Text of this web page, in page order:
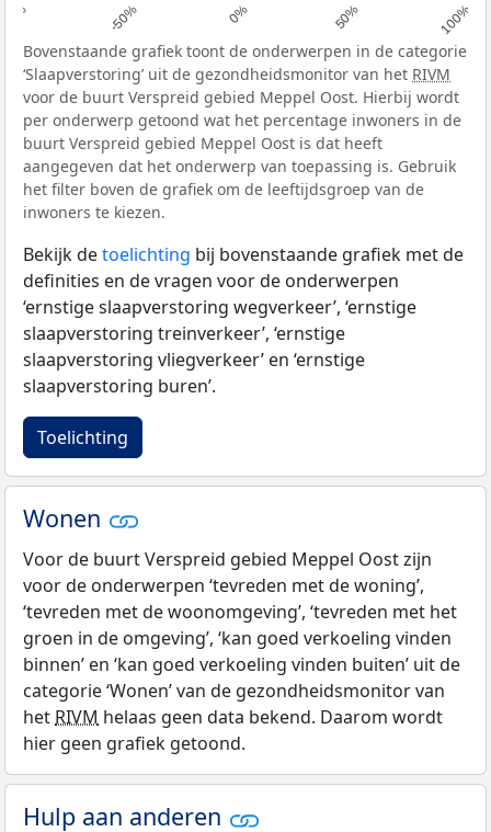
-50% 0% 50% 100%
Bovenstaande grafiek toont de onderwerpen in de categorie
‘Slaapverstoring’ uit de gezondheidsmonitor van het RIVM
voor de buurt Verspreid gebied Meppel Oost. Hierbij wordt
per onderwerp getoond wat het percentage inwoners in de
buurt Verspreid gebied Meppel Oost is dat heeft
aangegeven dat het onderwerp van toepassing is. Gebruik
het filter boven de grafiek om de leeftijdsgroep van de
inwoners te kiezen.
Bekijk detoelichting bij bovenstaande grafiek met de
definities en de vragen voor de onderwerpen
‘ernstige slaapverstoring wegverkeer’, ‘ernstige
slaapverstoring treinverkeer’, ‘ernstige
slaapverstoring vliegverkeer’ en ‘ernstige
slaapverstoring buren’.
Toelichting
Wonen
Voor de buurt Verspreid gebied Meppel Oost zijn
voor de onderwerpen ‘tevreden met de woning’,
‘tevreden met de woonomgeving’, ‘tevreden met het
groen in de omgeving’, ‘kan goed verkoeling vinden
binnen’ en ‘kan goed verkoeling vinden buiten’ uit de
categorie ‘Wonen’ van de gezondheidsmonitor van
hetRIVM helaas geen data bekend. Daarom wordt
hier geen grafiek getoond.
Hulp aan anderen